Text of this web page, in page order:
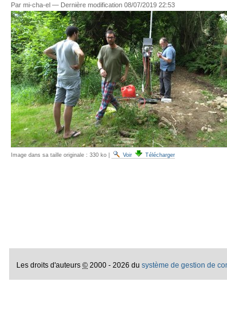
Par mi-cha-el — Dernière modification 08/07/2019 22:53
Image dans sa taille originale : 330 ko Voir Télécharger
Les droits d'auteurs© 2000 - 2026 dusystème de gestion de